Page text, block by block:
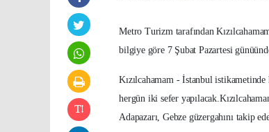
Metro Turizm tarafından
bilgiye göre 7 Şubat Pazartesi
Kızılcahamam - İstanbul istikametinde
hergün iki sefer
Adapazarı, Gebze güzergahını takip